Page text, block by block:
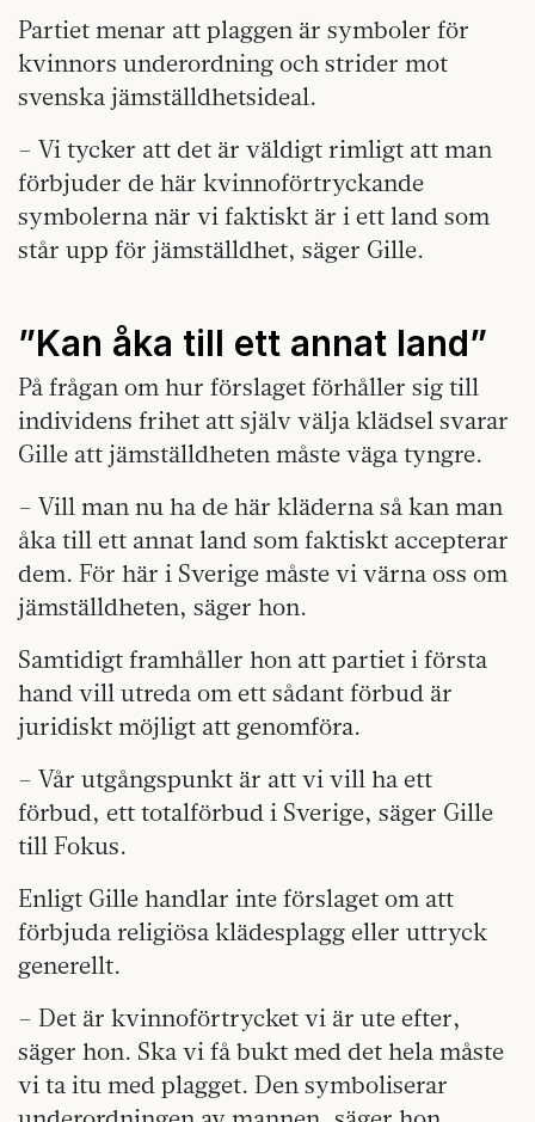
Partiet menar att plaggen är symboler för
kvinnors underordning och strider mot
svenska jämställdhetsideal.
– Vi tycker att det är väldigt rimligt att man
förbjuder de här kvinnoförtryckande
symbolerna när vi faktiskt är i ett land som
står upp för jämställdhet, säger Gille.
”Kan åka till ett annat land”
På frågan om hur förslaget förhåller sig till
individens frihet att själv välja klädsel svarar
Gille att jämställdheten måste väga tyngre.
– Vill man nu ha de här kläderna så kan man
åka till ett annat land som faktiskt accepterar
dem. För här i Sverige måste vi värna oss om
jämställdheten, säger hon.
Samtidigt framhåller hon att partiet i första
hand vill utreda om ett sådant förbud är
juridiskt möjligt att genomföra.
– Vår utgångspunkt är att vi vill ha ett
förbud, ett totalförbud i Sverige, säger Gille
till Fokus.
Enligt Gille handlar inte förslaget om att
förbjuda religiösa klädesplagg eller uttryck
generellt.
– Det är kvinnoförtrycket vi är ute efter,
säger hon. Ska vi få bukt med det hela måste
vi ta itu med plagget. Den symboliserar